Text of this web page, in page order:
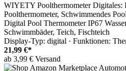
WIYETY Poolthermometer Digitales:
Poolthermometer, Schwimmendes
Digital Pool Thermometer IP67
Schwimmbäder, Teich, Fischteich
Display-Typ: digital · Funktionen:
21,99 €*
ab 3,99 € Versand